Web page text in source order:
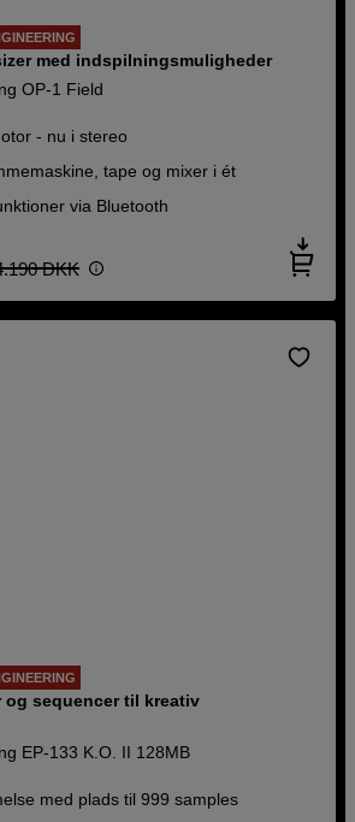
med indspilningsmuligheder
OP-1 Field
- nu i stereo
tape og mixer i ét
via Bluetooth
DKK
og sequencer til kreativ
EP-133 K.O. II 128MB
med plads til 999 samples